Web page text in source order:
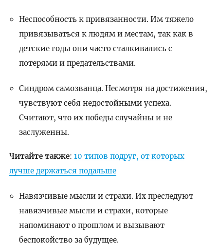
Неспособность к привязанности. Им тяжело
привязываться к людям и местам, так как в
детские годы они часто сталкивались с
потерями и предательствами.
Синдром самозванца. Несмотря на достижения,
чувствуют себя недостойными успеха.
Считают, что их победы случайны и не
заслуженны.
Читайте также: 10 типов подруг, от которых
лучше держаться подальше
Навязчивые мысли и страхи. Их преследуют
навязчивые мысли и страхи, которые
напоминают о прошлом и вызывают
беспокойство за будущее.